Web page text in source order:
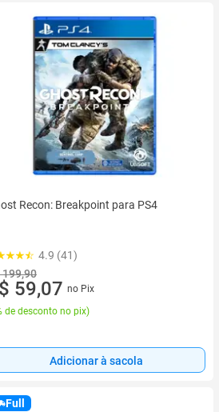
Recon: Breakpoint para PS4
4.9 (41)
199,90
59,07 no Pix
de desconto no pix)
Adicionar à sacola
Full